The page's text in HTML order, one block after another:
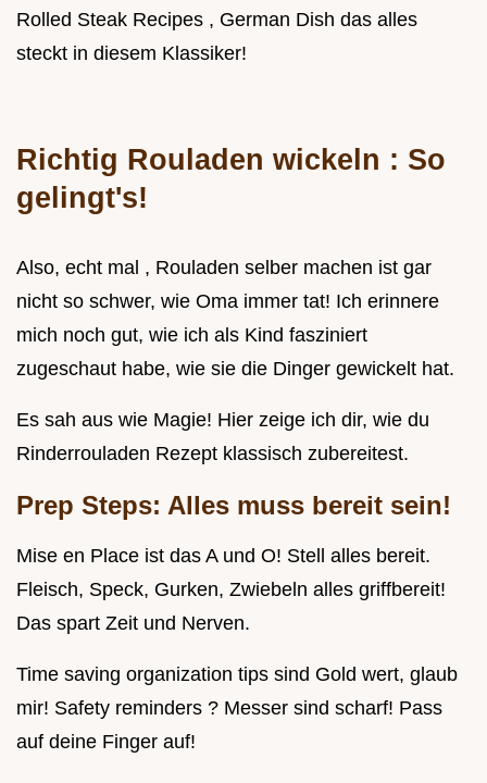
Rolled Steak Recipes , German Dish das alles
steckt in diesem Klassiker!
Richtig Rouladen wickeln : So
gelingt's!
Also, echt mal , Rouladen selber machen ist gar
nicht so schwer, wie Oma immer tat! Ich erinnere
mich noch gut, wie ich als Kind fasziniert
zugeschaut habe, wie sie die Dinger gewickelt hat.
Es sah aus wie Magie! Hier zeige ich dir, wie du
Rinderrouladen Rezept klassisch zubereitest.
Prep Steps: Alles muss bereit sein!
Mise en Place ist das A und O! Stell alles bereit.
Fleisch, Speck, Gurken, Zwiebeln alles griffbereit!
Das spart Zeit und Nerven.
Time saving organization tips sind Gold wert, glaub
mir! Safety reminders ? Messer sind scharf! Pass
auf deine Finger auf!